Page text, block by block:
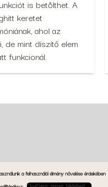
is betölthet. A
keretet
ahol az
de mint díszítő elem
funkcionál.
a felhasználói élmény növelése érdekében